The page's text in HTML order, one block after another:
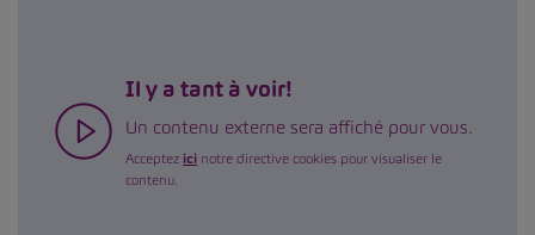
Il y a tant à voir!
Un contenu externe sera affiché pour vous.
Acceptez ici notre directive cookies pour visualiser le
contenu.